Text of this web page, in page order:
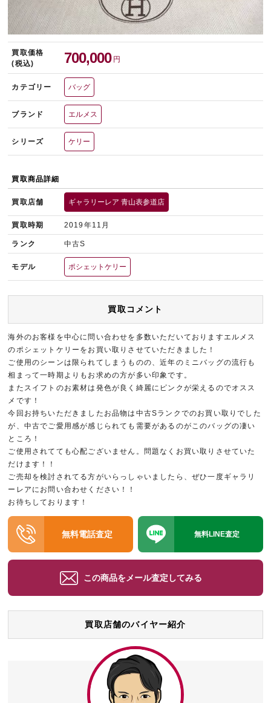
買取価格
(税込)
700,000 円
カテゴリー バッグ
ブランド エルメス
シリーズ ケリー
買取商品詳細
買取店舗 ギャラリーレア 青山表参道店
買取時期 2019年11月
ランク 中古S
モデル ポシェットケリー
買取コメント
海外のお客様を中心に問い合わせを多数いただいておりますエルメス
のポシェットケリーをお買い取りさせていただきました！
ご使用のシーンは限られてしまうものの、近年のミニバッグの流行も
相まって一時期よりもお求めの方が多い印象です。
またスイフトのお素材は発色が良く綺麗にピンクが栄えるのでオスス
メです！
今回お持ちいただきましたお品物は中古Sランクでのお買い取りでした
が、中古でご愛用感が感じられても需要があるのがこのバッグの凄い
ところ！
ご使用されてても心配ございません。問題なくお買い取りさせていた
だけます！！
ご売却を検討されてる方がいらっしゃいましたら、ぜひ一度ギャラリ
ーレアにお問い合わせください！！
お待ちしております！
無料電話査定 無料LINE査定
この商品をメール査定してみる
買取店舗のバイヤー紹介